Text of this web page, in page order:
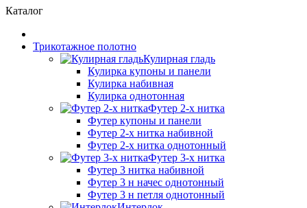
Каталог
Трикотажное полотно
Кулирная гладь
Кулирка купоны и панели
Кулирка набивная
Кулирка однотонная
Футер 2-х нитка
Футер купоны и панели
Футер 2-х нитка набивной
Футер 2-х нитка однотонный
Футер 3-х нитка
Футер 3 нитка набивной
Футер 3 н начес однотонный
Футер 3 н петля однотонный